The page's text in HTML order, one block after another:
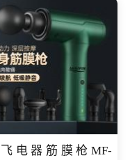
电器筋膜枪MF-